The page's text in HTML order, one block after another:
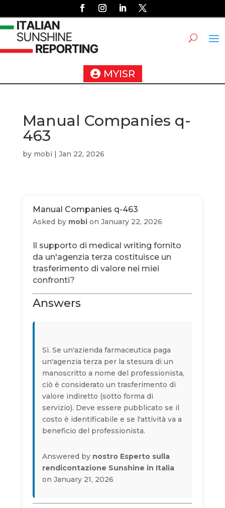
MYISR
Manual Companies q-
463
by mobi | Jan 22, 2026
Manual Companies q-463
Asked by mobion January 22, 2026
Il supporto di medical writing fornito
da un'agenzia terza costituisce un
trasferimento di valore nei miei
confronti?
Answers
Sì. Se un'azienda farmaceutica paga
un'agenzia terza per la stesura di un
manoscritto a nome del professionista,
ciò è considerato un trasferimento di
valore indiretto (sotto forma di
servizio). Deve essere pubblicato se il
costo è identificabile e se l'attività va a
beneficio del professionista.
Answered by nostro Esperto sulla
rendicontazione Sunshine in Italia
on January 21, 2026